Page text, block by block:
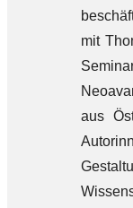
mit
aus